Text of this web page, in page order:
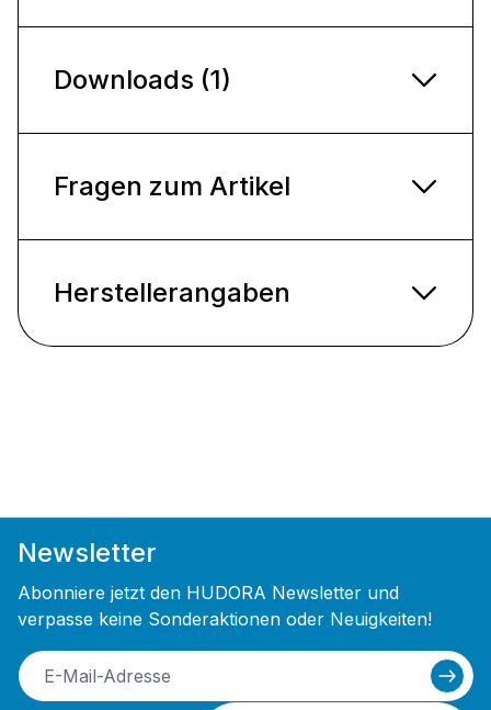
Downloads (1)
Fragen zum Artikel
Herstellerangaben
Newsletter
Abonniere jetzt den HUDORA Newsletter und
verpasse keine Sonderaktionen oder Neuigkeiten!